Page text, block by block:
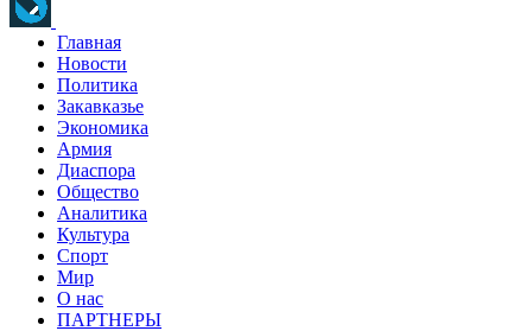
Главная
Новости
Политика
Закавказье
Экономика
Армия
Диаспора
Общество
Аналитика
Культура
Спорт
Мир
О нас
ПАРТНЕРЫ